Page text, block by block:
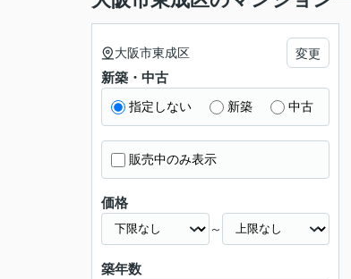
大阪市東成区 変更
新築・中古
指定しない 新築 中古
販売中のみ表示
価格
～
築年数